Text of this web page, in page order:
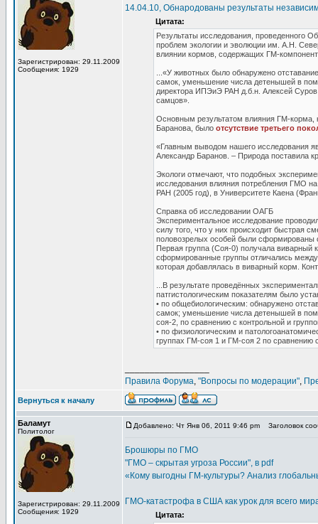
Зарегистрирован: 29.11.2009
Сообщения: 1929
14.04.10, Обнародованы результаты
Цитата:
Результаты исследования, проведенного
проблем экологии и эволюции им. А.Н.
влиянии кормов, содержащих ГМ-
...«У животных было обнаружено
самок, уменьшение числа детенышей в
директора ИПЭиЭ РАН д.б.н. Алексей
самцов».
Основным результатом влияния ГМ-корма,
Баранова, было отсутствие третьего
«Главным выводом нашего исследования
Александр Баранов. – Природа поставила
Экологи отмечают, что подобных
исследования влияния потребления ГМО
РАН (2005 год), в Университете Каена
Справка об исследовании ОАГБ
Экспериментальное исследование
силу того, что у них происходит быстрая
половозрелых особей были сформированы
Первая группа (Соя-0) получала виварный
сформированные группы отличались
которая добавлялась в виварный корм.
...В результате проведённых
патгистологическим показателям было
• по общебиологическим: обнаружено
самок; уменьшение числа детенышей в
соя-2, по сравнению с контрольной и
• по физиологическим и
группах ГМ-соя 1 и ГМ-соя 2 по сравнению
Правила Форума, "Вопросы по модерации",
Вернуться к началу
Баламут
Политолог
Зарегистрирован: 29.11.2009
Сообщения: 1929
Добавлено: Чт Янв 06, 2011 9:46 pm Заголовок
Брошюры по ГМО
"ГМО – скрытая угроза России", в pdf
«Кому выгодны ГМ-культуры? Анализ
ГМО-катастрофа в США как урок для всего
Цитата: